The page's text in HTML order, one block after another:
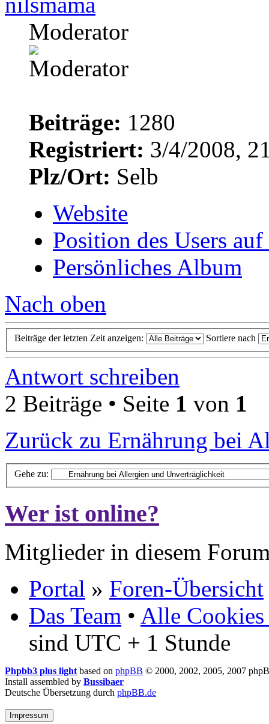
Moderator
Beiträge: 1280
Registriert: 3/4/2008,
Plz/Ort: Selb
Website
Position des Users
Persönliches Album
Nach oben
Beiträge der letzten Zeit anzeigen: Sortiere nach
Antwort schreiben
2 Beiträge • Seite 1 von 1
Zurück zu Ernährung bei
Gehe zu:
Wer ist online?
Mitglieder in diesem
Portal » Foren-Übersicht
Das Team • Alle Cookies
sind UTC + 1 Stunde
Phpbb3 plus light based on phpBB © 2000, 2002, 2005, 2007
Install assembled by Bussibaer
Deutsche Übersetzung durch phpBB.de